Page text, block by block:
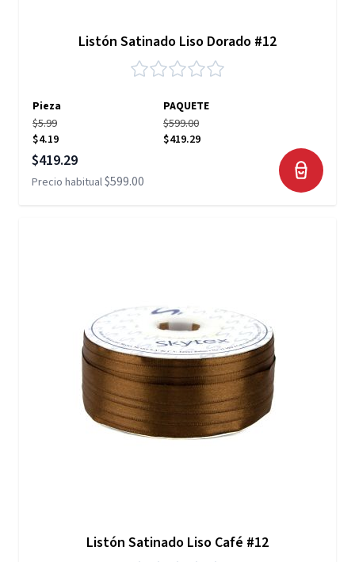
Listón Satinado Liso Dorado #12
Pieza
PAQUETE
$5.99
$4.19
$599.00
$419.29
Precio especial
$419.29
Precio habitual$599.00
Listón Satinado Liso Café #12